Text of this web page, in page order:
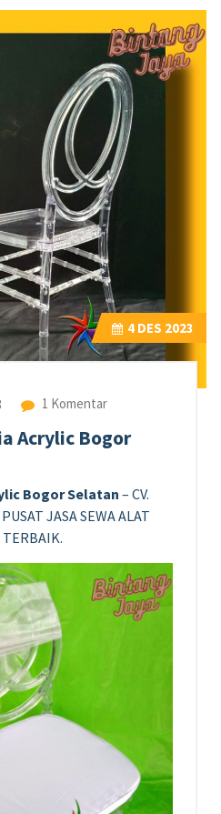
4 DES 2023
1 Komentar
Acrylic Bogor
Bogor Selatan – CV.
JASA SEWA ALAT